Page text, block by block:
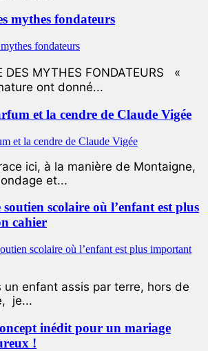
mythes fondateurs
DES MYTHES FONDATEURS «
ont donné...
et la cendre de Claude Vigée
ici, à la manière de Montaigne,
et...
scolaire où l’enfant est plus
cahier
un enfant assis par terre, hors de
je...
inédit pour un mariage
!